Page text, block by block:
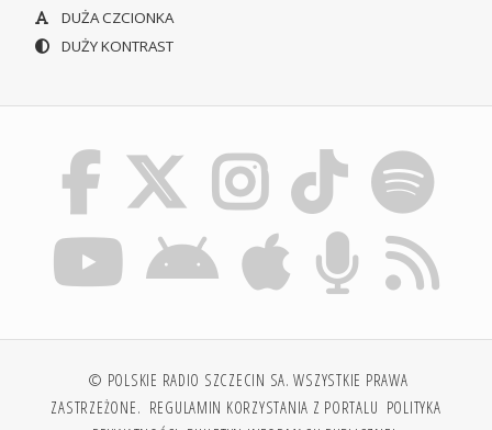
DUŻA CZCIONKA
DUŻY KONTRAST
© POLSKIE RADIO SZCZECIN SA. WSZYSTKIE PRAWA
ZASTRZEŻONE. REGULAMIN KORZYSTANIA Z PORTALU POLITYKA